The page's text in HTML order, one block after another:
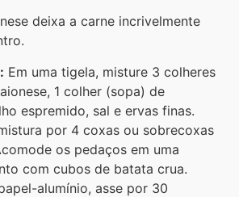
deixa a carne incrivelmente
Em uma tigela, misture 3 colheres
1 colher (sopa) de
espremido, sal e ervas finas.
por 4 coxas ou sobrecoxas
os pedaços em uma
com cubos de batata crua.
alumínio, asse por 30